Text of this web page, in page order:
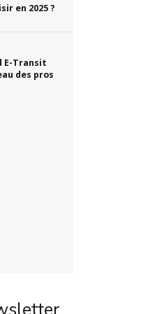
en 2025 ?
E-Transit
des pros